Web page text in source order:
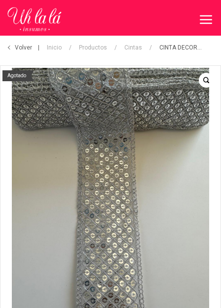
Volver Inicio / Productos / Cintas / CINTA DECORATIVA
Agotado